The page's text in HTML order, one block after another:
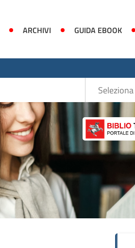
ARCHIVI GUIDA EBOOK
Seleziona
la